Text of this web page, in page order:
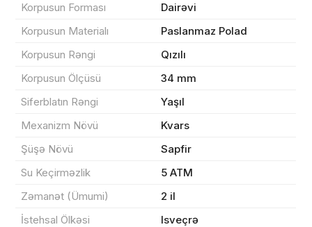
Korpusun Forması
Dairəvi
Korpusun Materialı
Paslanmaz Polad
Korpusun Rəngi
Qızılı
Korpusun Ölçüsü
34 mm
Siferblatın Rəngi
Yaşıl
Mexanizm Növü
Kvars
Şüşə Növü
Sapfir
Su Keçirməzlik
5 ATM
Zəmanət (Ümumi)
2 il
İstehsal Ölkəsi
Isveçrə
Sifarişin detalları
Məhsul toplam
Endirim
Yekun məbləğ OK